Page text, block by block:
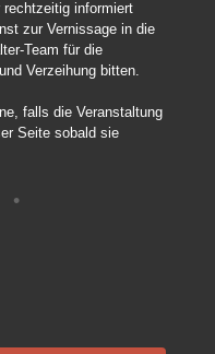
informiert
zur Vernissage in die
Team für die
Verzeihung bitten.
falls die Veranstaltung
Seite sobald sie